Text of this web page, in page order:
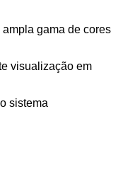
ampla gama de cores
visualização em
sistema